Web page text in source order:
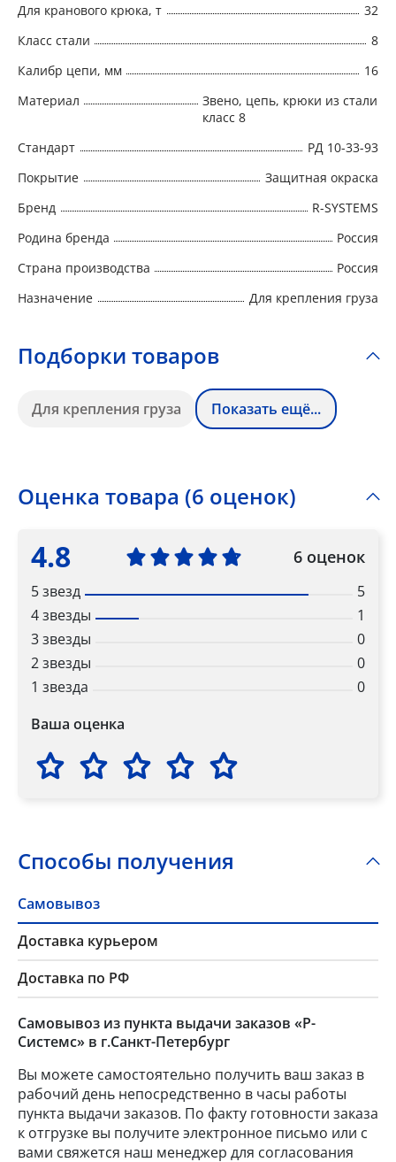
Для кранового крюка, т
32
Класс стали
8
Калибр цепи, мм
16
Материал
Звено, цепь, крюки из стали
класс 8
Стандарт
РД 10-33-93
Покрытие
Защитная окраска
Бренд
R-SYSTEMS
Родина бренда
Россия
Страна производства
Россия
Назначение
Для крепления груза
Подборки товаров
Для крепления груза Показать ещё...
Оценка товара (6 оценок)
4.8 6 оценок
5 звезд
5
4 звезды
1
3 звезды
0
2 звезды
0
1 звезда
0
Ваша оценка
Способы получения
Самовывоз
Доставка курьером
Доставка по РФ
Самовывоз из пункта выдачи заказов «Р-
Системс» в г.Санкт-Петербург
Вы можете самостоятельно получить ваш заказ в
рабочий день непосредственно в часы работы
пункта выдачи заказов. По факту готовности заказа
к отгрузке вы получите электронное письмо или с
вами свяжется наш менеджер для согласования